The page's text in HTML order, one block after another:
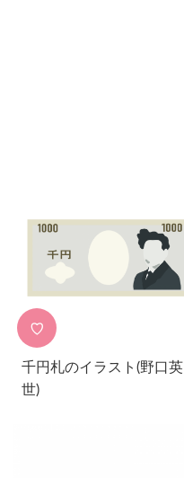
♡
千円札のイラスト(野口英
世)